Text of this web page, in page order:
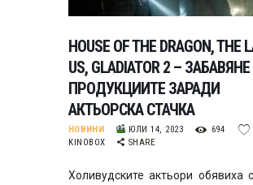
HOUSE OF THE DRAGON, THE
US, GLADIATOR 2 –
ПРОДУКЦИИТЕ ЗАРАДИ
АКТЬОРСКА СТАЧКА
НОВИНИ ЮЛИ 14, 2023 694
KINOBOX
SHARE
Холивудските актьори обявиха